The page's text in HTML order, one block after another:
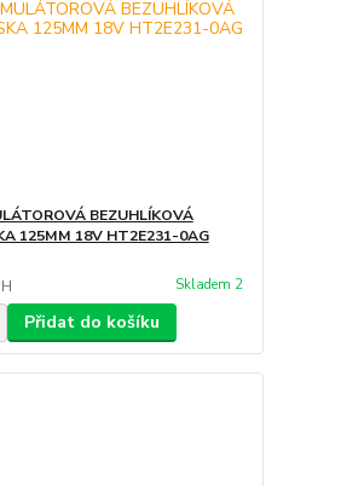
BEZUHLÍKOVÁ
125MM 18V HT2E231-0AG
Skladem 2
Přidat do košíku